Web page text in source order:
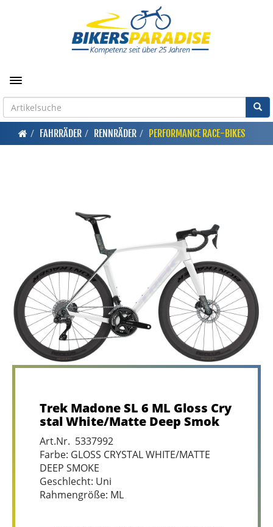
Toggle navigation
FAHRRÄDER RENNRÄDER PERFORMANCE RACE-BIKES
Trek Madone SL 6 ML Gloss Cry
stal White/Matte Deep Smok
Art.Nr. 5337992
Farbe: GLOSS CRYSTAL WHITE/MATTE
DEEP SMOKE
Geschlecht: Uni
Rahmengröße: ML